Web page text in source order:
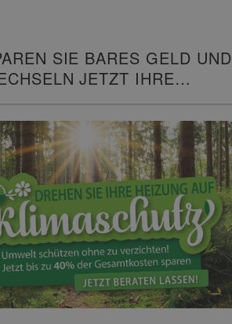
SIE BARES GELD UND
JETZT IHRE